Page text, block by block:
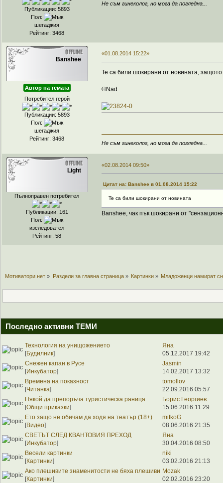
Публикации: 5893
Пол:
шегаджия
Рейтинг: 3468
Не съм гинеколог, но мога да погледна...
Banshee
Автор на темата
Потребител герой
Публикации: 5893
Пол:
шегаджия
Рейтинг: 3468
«01.08.2014 15:22»
Те са били шокирани от новината,
©Nad
Не съм гинеколог, но мога да погледна...
Light
Пълноправен потребител
Публикации: 161
Пол:
изследовател
Рейтинг: 58
«02.08.2014 09:50»
Цитат на: Banshee в 01.08.2014 15:22
Те са били шокирани от новината
Banshee, чак пък шокирани от
Мотиватори.нет » Раздели за главна страница» Картинки» Младоженци намират
Последно активни ТЕМИ
Технология на унищожението
[Будилник]
Яна
05.12.2017 19:42
Снежен капан в Русе
[Инкубатор]
Jasmin
14.02.2017 13:32
Времена на показност
[Читанка]
tomollov
22.09.2016 05:57
Някой да препоръча туристическа раница.
[Общи приказки]
Борис Георгиев
15.06.2016 11:29
Ето защо не обичам да ходя на театър (18+)
[Видео]
mitkoG
08.06.2016 21:35
СВЕТЪТ СЛЕД КВАНТОВИЯ ПРЕХОД
[Инкубатор]
Яна
30.04.2016 08:50
Весели картинки
[Картинки]
niki
03.02.2016 21:13
Ако плешивите знаменитости не бяха плешиви
[Картинки]
Mozak
02.02.2016 23:20